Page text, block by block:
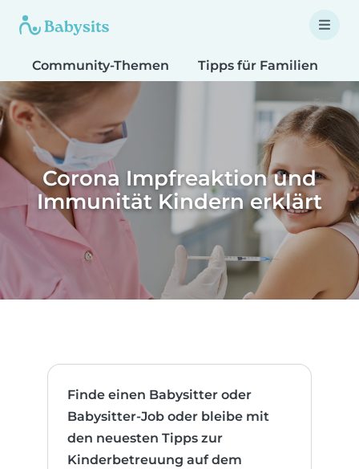
Community-Themen Tipps für Familien
Corona Impfreaktion und
Immunität Kindern erklärt
Finde einen Babysitter oder
Babysitter-Job oder bleibe mit
den neuesten Tipps zur
Kinderbetreuung auf dem